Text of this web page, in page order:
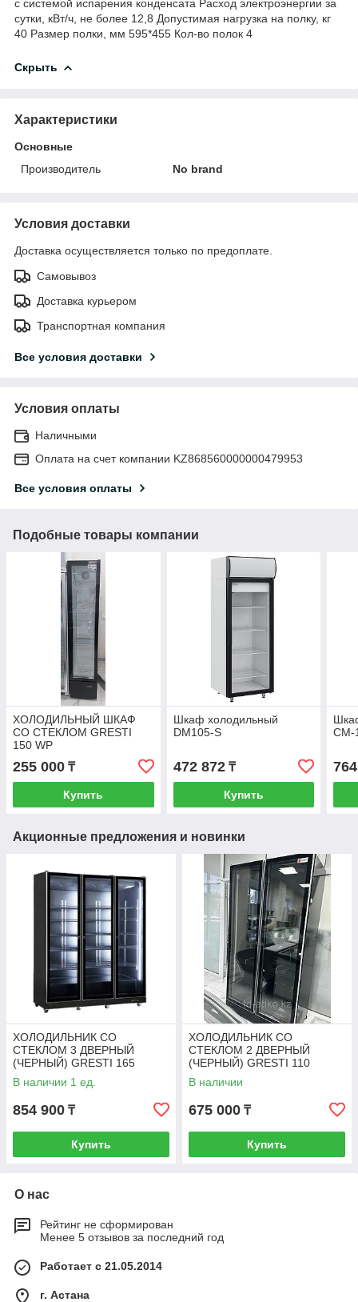
с системой испарения конденсата Расход электроэнергии за
сутки, кВт/ч, не более 12,8 Допустимая нагрузка на полку, кг
40 Размер полки, мм 595*455 Кол-во полок 4
Скрыть
Характеристики
Основные
Производитель
No brand
Условия доставки
Доставка осуществляется только по предоплате.
Самовывоз
Доставка курьером
Транспортная компания
Все условия доставки
Условия оплаты
Наличными
Оплата на счет компании KZ868560000000479953
Все условия оплаты
Подобные товары компании
ХОЛОДИЛЬНЫЙ ШКАФ
СО СТЕКЛОМ GRESTI
150 WP
255 000 ₸
Купить
Шкаф холодильный
DМ105-S
472 872₸
Купить
СМ-
Акционные предложения и новинки
ХОЛОДИЛЬНИК СО
СТЕКЛОМ 3 ДВЕРНЫЙ
(ЧЕРНЫЙ) GRESTI 165
В наличии 1 ед.
854 900 ₸
Купить
ХОЛОДИЛЬНИК СО
СТЕКЛОМ 2 ДВЕРНЫЙ
(ЧЕРНЫЙ) GRESTI 110
В наличии
675 000 ₸
Купить
О нас
Рейтинг не сформирован
Менее 5 отзывов за последний год
Работает с 21.05.2014
г. Астана